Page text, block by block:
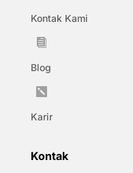
Kontak Kami

Blog

Karir
Kontak